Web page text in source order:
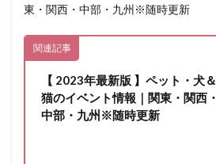
東・関西・中部・九州※随時更新
関連記事
【 2023年最新版 】ペット・犬＆
猫のイベント情報｜関東・関西・
中部・九州※随時更新